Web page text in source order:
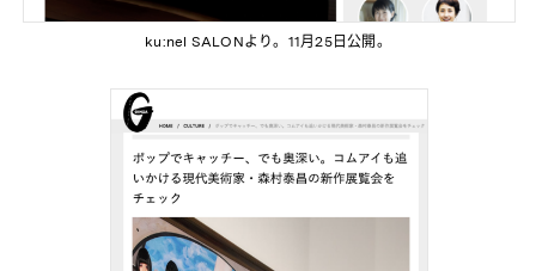
ku:nel SALONより。11月25日公開。